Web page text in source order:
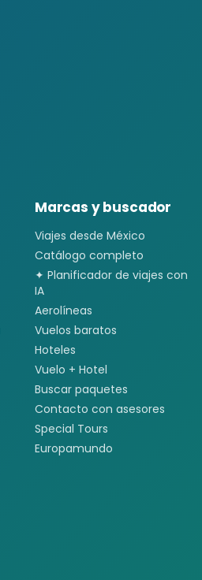
Marcas y buscador
Viajes desde México
Catálogo completo
✦ Planificador de viajes con
IA
Aerolíneas
Vuelos baratos
Hoteles
Vuelo + Hotel
Buscar paquetes
Contacto con asesores
Special Tours
Europamundo